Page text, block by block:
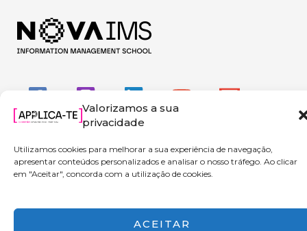
Valorizamos a sua
privacidade
Utilizamos cookies para melhorar a sua experiência de navegação,
apresentar conteúdos personalizados e analisar o nosso tráfego. Ao clicar
em "Aceitar", concorda com a utilização de cookies.
ACEITAR
Copyright © 2026 Applica-te | Powered by NOVA IMS